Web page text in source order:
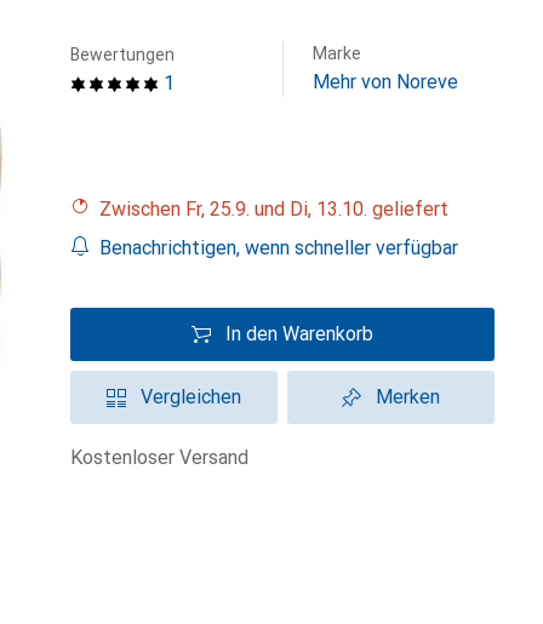
1
Bewertungen Marke
Mehr von Noreve
Zwischen Fr, 25.9. und Di, 13.10. geliefert
Benachrichtigen, wenn schneller verfügbar
In den Warenkorb
Vergleichen Merken
kostenloser Versand